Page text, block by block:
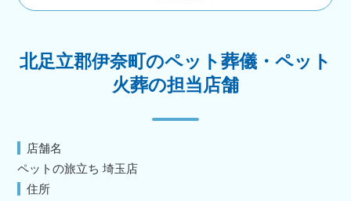
北足立郡伊奈町のペット葬儀・ペット
火葬の担当店舗
店舗名
ペットの旅立ち 埼玉店
住所